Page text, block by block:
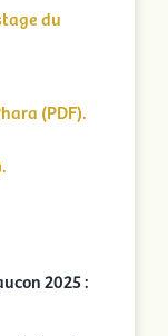
du
(PDF).
2025 :